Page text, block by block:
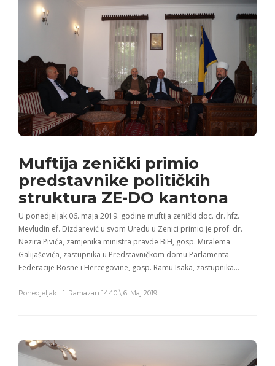
Muftija zenički primio
predstavnike političkih
struktura ZE-DO kantona
U ponedjeljak 06. maja 2019. godine muftija zenički doc. dr. hfz.
Mevludin ef. Dizdarević u svom Uredu u Zenici primio je prof. dr.
Nezira Pivića, zamjenika ministra pravde BiH, gosp. Miralema
Galijaševića, zastupnika u Predstavničkom domu Parlamenta
Federacije Bosne i Hercegovine, gosp. Ramu Isaka, zastupnika…
Ponedjeljak | 1. Ramazan 1440 \ 6. Maj 2019